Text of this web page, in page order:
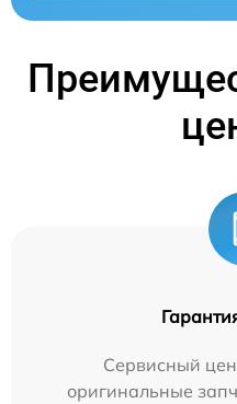
Сервисный
оригинальные